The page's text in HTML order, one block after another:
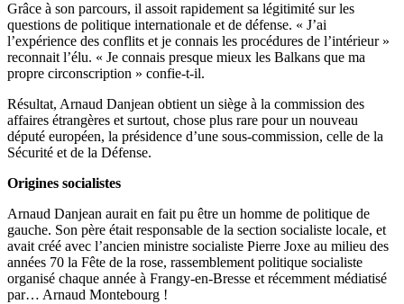
Grâce à son parcours, il assoit rapidement sa légitimité sur les
questions de politique internationale et de défense. « J’ai
l’expérience des conflits et je connais les procédures de l’intérieur »
reconnait l’élu. « Je connais presque mieux les Balkans que ma
propre circonscription » confie-t-il.
Résultat, Arnaud Danjean obtient un siège à la commission des
affaires étrangères et surtout, chose plus rare pour un nouveau
député européen, la présidence d’une sous-commission, celle de la
Sécurité et de la Défense.
Origines socialistes
Arnaud Danjean aurait en fait pu être un homme de politique de
gauche. Son père était responsable de la section socialiste locale, et
avait créé avec l’ancien ministre socialiste Pierre Joxe au milieu des
années 70 la Fête de la rose, rassemblement politique socialiste
organisé chaque année à Frangy-en-Bresse et récemment médiatisé
par… Arnaud Montebourg !